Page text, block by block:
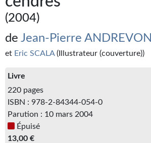
Kvasar
Wotan
Yellow Submarine
NUMÉRIQUE
Romans et recueils
(2004)
de Jean-Pierre ANDREVON
et Eric SCALA(Illustrateur (couverture))
Livre
220 pages
ISBN : 978-2-84344-054-0
Parution : 10 mars 2004
Épuisé
13,00 €